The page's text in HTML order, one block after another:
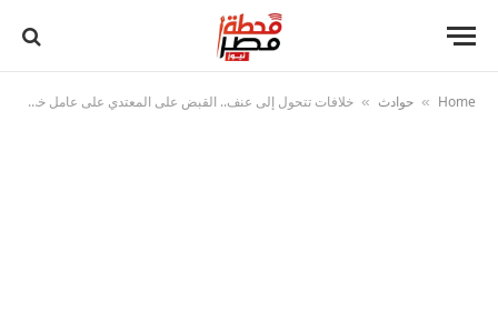
Home
» حوادث » خلافات تتحول إلى عنف.. القبض على المعتدي على عامل خردة بسبب شجار عمل